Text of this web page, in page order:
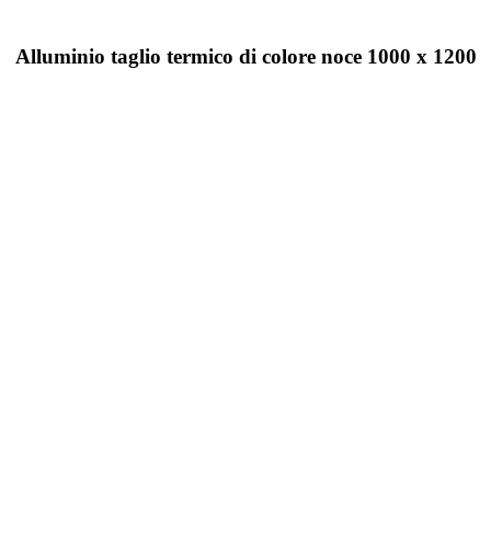
Alluminio taglio termico di colore noce 1000 x 1200